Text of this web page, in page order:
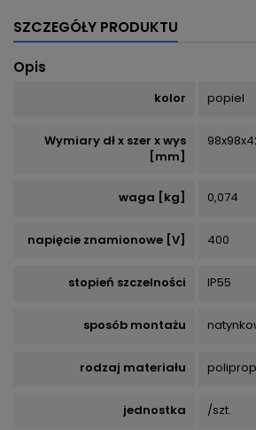
SZCZEGÓŁY PRODUKTU
Opis
kolor popiel
Wymiary dł x szer x wys
[mm]
waga [kg] 0,074
napięcie znamionowe [V] 400
stopień szczelności IP55
sposób montażu
rodzaj materiału
jednostka /szt.